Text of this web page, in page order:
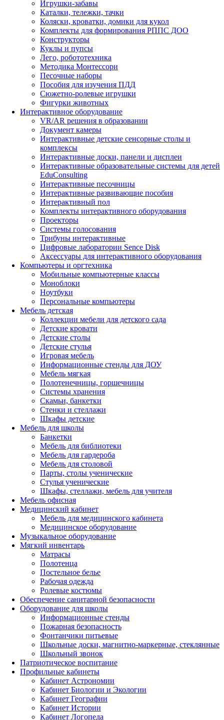
Игрушки-забавы
Каталки, тележки, тачки
Коляски, кроватки, домики для кукол
Комплекты для формирования РППС ДОО
Конструкторы
Куклы и пупсы
Лего, робототехника
Методика Монтессори
Песочные наборы
Пособия для изучения ПДД
Сюжетно-ролевые игрушки
Фигурки животных
Интерактивное оборудование
VR/AR решения в образовании
Документ камеры
Интерактивные детские сенсорные столы и
комплексы
Интерактивные доски, панели и дисплеи
Интерактивные образовательные системы для детей
EduConsulting
Интерактивные песочницы
Интерактивные развивающие пособия
Интерактивный пол
Комплекты интерактивного оборудования
Проекторы
Системы голосования
Трибуны интерактивные
Цифровые лаборатории Sence Disk
Аксессуары для интерактивного оборудования
Компьютеры и оргтехника
Мобильные компьютерные классы
Моноблоки
Ноутбуки
Персональные компьютеры
Мебель детская
Коллекции мебели для детского сада
Детские кровати
Детские столы
Детские стулья
Игровая мебель
Информационные стенды для ДОУ
Мебель мягкая
Полотенечницы, горшечницы
Системы хранения
Скамьи, банкетки
Стенки и стеллажи
Шкафы детские
Мебель для школы
Банкетки
Мебель для библиотеки
Мебель для гардероба
Мебель для столовой
Парты, столы ученические
Стулья ученические
Шкафы, стеллажи, мебель для учителя
Мебель офисная
Медицинский кабинет
Мебель для медицинского кабинета
Медицинское оборудование
Музыкальное оборудование
Мягкий инвентарь
Матрасы
Полотенца
Постельное белье
Рабочая одежда
Ролевые костюмы
Обеспечение санитарной безопасности
Оборудование для школы
Информационные стенды
Пожарная безопасность
Фонтанчики питьевые
Школьные доски, магнитно-маркерные, стеклянные
Школьный звонок
Патриотическое воспитание
Профильные кабинеты
Кабинет Астрономии
Кабинет Биологии и Экологии
Кабинет Географии
Кабинет Истории
Кабинет Логопеда